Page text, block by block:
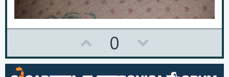
p
0
o